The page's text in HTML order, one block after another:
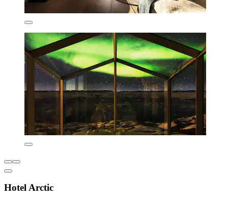
Hotel Arctic